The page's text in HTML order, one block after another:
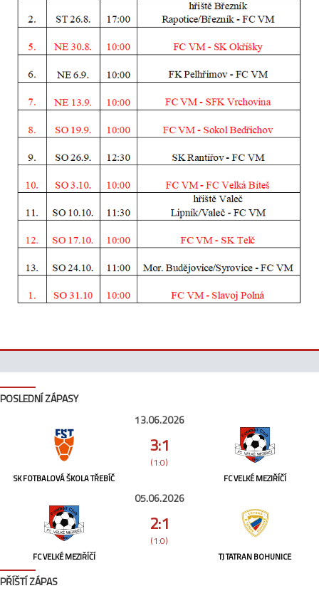
POSLEDNÍ ZÁPASY
SK FOTBALOVÁ ŠKOLA TŘEBÍČ
13.06.2026
3:1
(1:0)
FC VELKÉ MEZIŘÍČÍ
FC VELKÉ MEZIŘÍČÍ
05.06.2026
2:1
(1:0)
TJ TATRAN BOHUNICE
PŘÍŠTÍ ZÁPAS